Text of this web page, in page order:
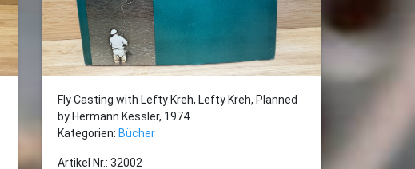
Fly Casting with Lefty Kreh, Lefty Kreh, Planned
by Hermann Kessler, 1974
Kategorien: Bücher
Artikel Nr.: 32002